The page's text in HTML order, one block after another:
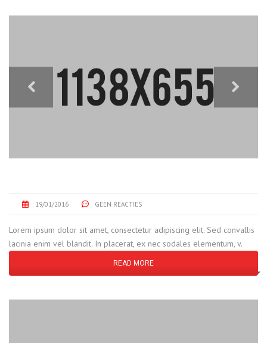
19/01/2016 GEEN REACTIES
Lorem ipsum dolor sit amet, consectetur adipiscing elit. Sed convallis
lacinia enim vel blandit. In placerat, ex nec sodales elementum, v.
READ MORE